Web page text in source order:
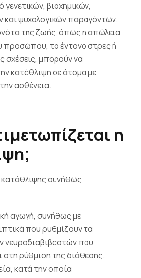
γενετικών, βιοχημικών,
και ψυχολογικών παραγόντων.
της ζωής, όπως η απώλεια
προσώπου, το έντονο στρες ή
σχέσεις, μπορούν να
κατάθλιψη σε άτομα με
ασθένεια.
η
κατάθλιψης συνήθως
αγωγή, συνήθως με
που ρυθμίζουν τα
νευροδιαβιβαστών που
στη ρύθμιση της διάθεσης.
κατά την οποία